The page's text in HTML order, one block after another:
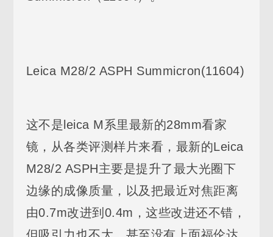
Leica M28/2 ASPH Summicron(11604)
这不是leica M系里最新的28mm看家
镜，从各类评测样片来看，最新的Leica
M28/2 ASPH主要是提升了最大光圈下
边缘的成像质量，以及把最近对焦距离
由0.7m改进到0.4m，这些改进还不错，